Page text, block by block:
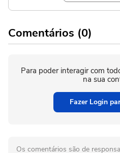
Comentários (0)
Para poder interagir com
na sua
Fazer Login
Os comentários são de